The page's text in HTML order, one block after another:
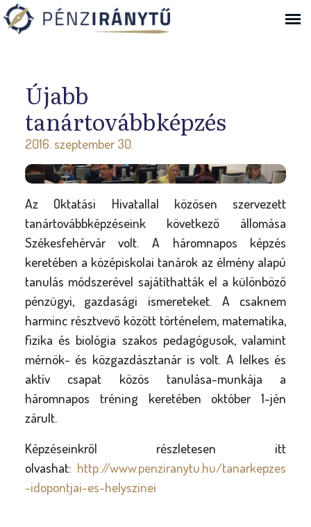
Ugrás a navigációhoz
Újabb
tanártovábbképzés
2016. szeptember 30.
Az Oktatási Hivatallal közösen szervezett
tanártovábbképzéseink következő állomása
Székesfehérvár volt. A háromnapos képzés
keretében a középiskolai tanárok az élmény alapú
tanulás módszerével sajátíthatták el a különböző
pénzügyi, gazdasági ismereteket. A csaknem
harminc résztvevő között történelem, matematika,
fizika és biológia szakos pedagógusok, valamint
mérnök- és közgazdásztanár is volt. A lelkes és
aktív csapat közös tanulása-munkája a
háromnapos tréning keretében október 1-jén
zárult.
Képzéseinkről részletesen itt
olvashat: http://www.penziranytu.hu/tanarkepzes
-idopontjai-es-helyszinei